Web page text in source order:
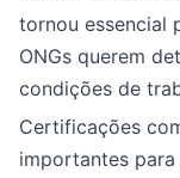
tornou essencial
ONGs querem
condições de
Certificações
importantes